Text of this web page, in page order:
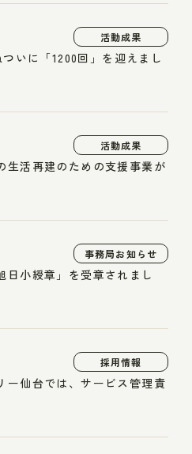
活動成果
いに「1200回」を迎えまし
活動成果
活再建のための支援事業が
事務局お知らせ
日小綬章」を受章されまし
採用情報
ー仙台では、サービス管理責